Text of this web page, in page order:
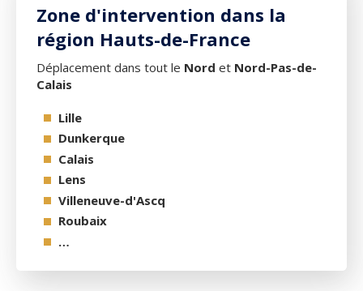
Zone d'intervention dans la
région Hauts-de-France
Déplacement dans tout le Nord et Nord-Pas-de-
Calais
Lille
Dunkerque
Calais
Lens
Villeneuve-d'Ascq
Roubaix
…